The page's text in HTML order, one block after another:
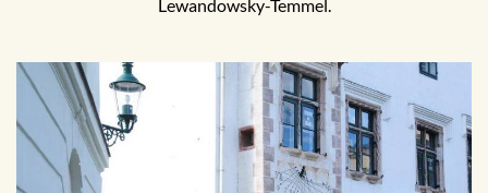
Lewandowsky-Temmel.